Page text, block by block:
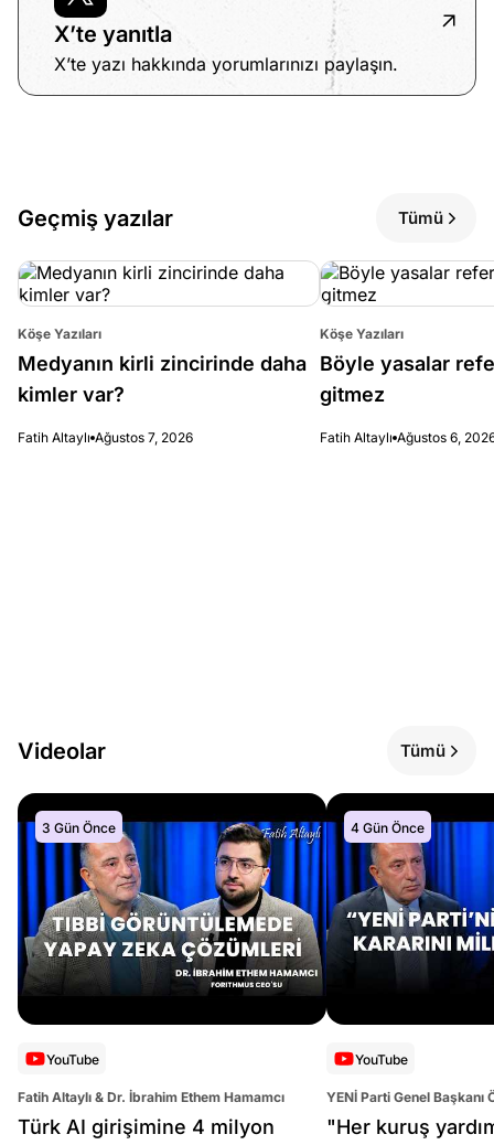
X’te yanıtla
X’te yazı hakkında yorumlarınızı paylaşın.
Geçmiş yazılar Tümü
Köşe Yazıları
Medyanın kirli zincirinde daha
kimler var?
Fatih Altaylı Ağustos 7, 2026
Köşe Yazıları
Böyle yasalar
gitmez
Fatih Altaylı Ağustos 6,
Videolar Tümü
3 Gün Önce
YouTube
Fatih Altaylı & Dr. İbrahim Ethem Hamamcı
Türk AI girişimine 4 milyon
4 Gün Önce
YouTube
YENİ Parti Genel Başkanı
Altaylı
"Her kuruş